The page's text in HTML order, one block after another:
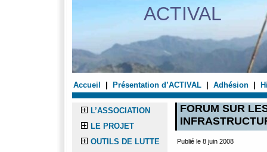
ACTIVAL
Accueil Présentation d’ACTIVAL Adhésion
L’ASSOCIATION
LE PROJET
OUTILS DE LUTTE
FORUM SUR
Publié le 8 juin 2008